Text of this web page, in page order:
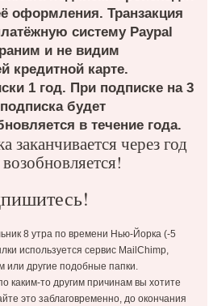
оформления. Транзакция
систему Paypal
и не видим
карте.
1 год. При подписке на 3
будет
в течение года.
через год
8 утра по времени Нью-Йорка (-5
используется сервис MailChimp,
или другие подобные папки.
каким-то другим причинам вы хотите
это заблаговременно, до окончания